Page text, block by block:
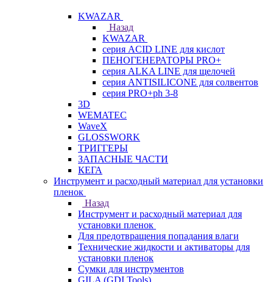
KWAZAR
Назад
KWAZAR
серия ACID LINE для кислот
ПЕНОГЕНЕРАТОРЫ PRO+
серия ALKA LINE для щелочей
серия ANTISILICONE для солвентов
серия PRO+ph 3-8
3D
WEMATEC
WaveX
GLOSSWORK
ТРИГГЕРЫ
ЗАПАСНЫЕ ЧАСТИ
КЕГА
Инструмент и расходный материал для установки
пленок
Назад
Инструмент и расходный материал для
установки пленок
Для предотвращения попадания влаги
Технические жидкости и активаторы для
установки пленок
Сумки для инструментов
GILA (GDI Tools)